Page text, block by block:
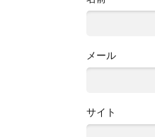
メール
サイト